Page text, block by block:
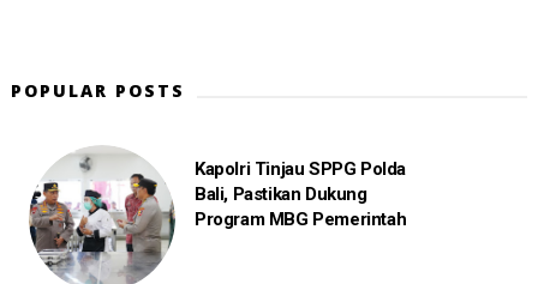
POPULAR POSTS
Kapolri Tinjau SPPG Polda
Bali, Pastikan Dukung
Program MBG Pemerintah